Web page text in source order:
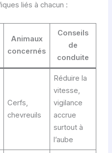
liés à chacun :
Animaux
concernés
Conseils
de
conduite
Cerfs,
chevreuils
Réduire la
vitesse,
vigilance
accrue
surtout à
l’aube